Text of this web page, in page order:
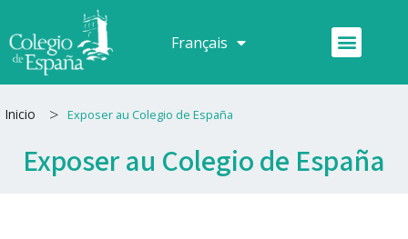
au
contenu
Français
Español Menu
Inicio > Exposer au Colegio de España
Exposer au Colegio de España